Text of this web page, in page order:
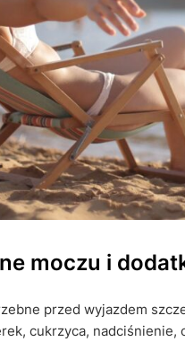
moczu i
przed wyjazdem
cukrzyca,